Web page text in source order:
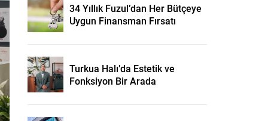
34 Yıllık Fuzul’dan Her Bütçeye
Uygun Finansman Fırsatı
Turkua Halı’da Estetik ve
Fonksiyon Bir Arada